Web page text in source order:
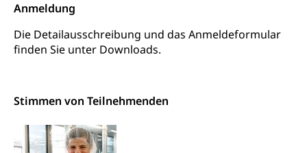
Anmeldung
Die Detailausschreibung und das Anmeldeformular
finden Sie unter Downloads.
Stimmen von Teilnehmenden